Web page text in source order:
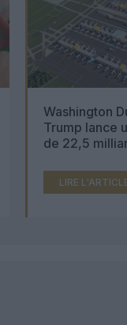
Washington
Trump lance
de 22,5
LIRE